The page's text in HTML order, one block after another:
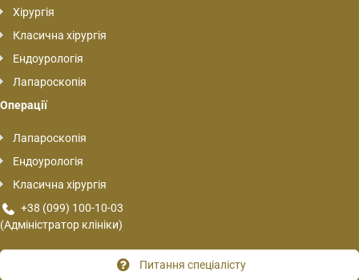
Хірургія
Класична хірургія
Ендоурологія
Лапароскопія
Операції
Лапароскопія
Ендоурологія
Класична хірургія
+38 (099) 100-10-03
(Адміністратор клініки)
Питання спеціалісту